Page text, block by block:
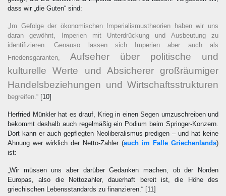
dass wir „die Guten“ sind:
„Im Gefolge der ökonomischen Imperialismustheorien haben wir uns
daran gewöhnt, Imperien mit Unterdrückung und Ausbeutung zu
identifizieren. Genauso lassen sich Imperien aber auch als
Friedensgaranten, Aufseher über politische und
kulturelle Werte und Absicherer großräumiger
Handelsbeziehungen und Wirtschaftsstrukturen
begreifen.“ [10]
Herfried Münkler hat es drauf, Krieg in einen Segen umzuschreiben und
bekommt deshalb auch regelmäßig ein Podium beim Springer-Konzern.
Dort kann er auch gepflegten Neoliberalismus predigen – und hat keine
Ahnung wer wirklich der Netto-Zahler (auch im Falle Griechenlands)
ist:
„Wir müssen uns aber darüber Gedanken machen, ob der Norden
Europas, also die Nettozahler, dauerhaft bereit ist, die Höhe des
griechischen Lebensstandards zu finanzieren.“ [11]